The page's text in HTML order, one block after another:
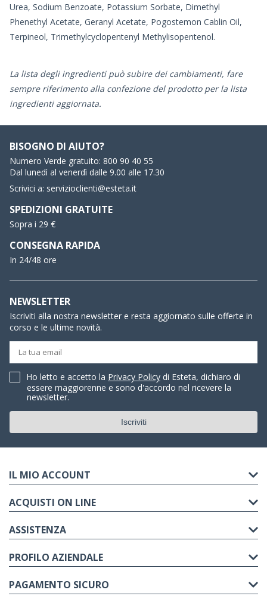
Urea, Sodium Benzoate, Potassium Sorbate, Dimethyl
Phenethyl Acetate, Geranyl Acetate, Pogostemon Cablin Oil,
Terpineol, Trimethylcyclopentenyl Methylisopentenol.
La lista degli ingredienti può subire dei cambiamenti, fare
sempre riferimento alla confezione del prodotto per la lista
ingredienti aggiornata.
BISOGNO DI AIUTO?
Numero Verde gratuito: 800 90 40 55
Dal lunedì al venerdì dalle 9.00 alle 17.30
Scrivici a: servizioclienti@esteta.it
SPEDIZIONI GRATUITE
Sopra i 29 €
CONSEGNA RAPIDA
In 24/48 ore
NEWSLETTER
Iscriviti alla nostra newsletter e resta aggiornato sulle offerte in
corso e le ultime novità.
Ho letto e accetto la Privacy Policy di Esteta, dichiaro di
essere maggiorenne e sono d'accordo nel ricevere la
newsletter.
IL MIO ACCOUNT
ACQUISTI ON LINE
ASSISTENZA
PROFILO AZIENDALE
PAGAMENTO SICURO